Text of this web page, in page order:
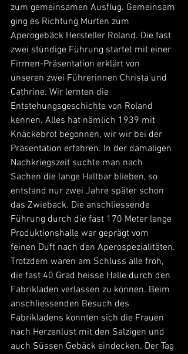
zum gemeinsamen Ausflug. Gemeinsam
ging es Richtung Murten zum
Aperogebäck Hersteller Roland. Die fast
zwei stündige Führung startet mit einer
Firmen-Präsentation erklärt von
unseren zwei Führerinnen Christa und
Cathrine. Wir lernten die
Entstehungsgeschichte von Roland
kennen. Alles hat nämlich 1939 mit
Knäckebrot begonnen, wir wir bei der
Präsentation erfahren. In der damaligen
Nachkriegszeit suchte man nach
Sachen die lange Haltbar blieben, so
entstand nur zwei Jahre später schon
das Zwieback. Die anschliessende
Führung durch die fast 170 Meter lange
Produktionshalle war geprägt vom
feinen Duft nach den Aperospezialitäten.
Trotzdem waren am Schluss alle froh,
die fast 40 Grad heisse Halle durch den
Fabrikladen verlassen zu können. Beim
anschliessenden Besuch des
Fabrikladens konnten sich die Frauen
nach Herzenlust mit den Salzigen und
auch Süssen Gebäck eindecken. Der Tag